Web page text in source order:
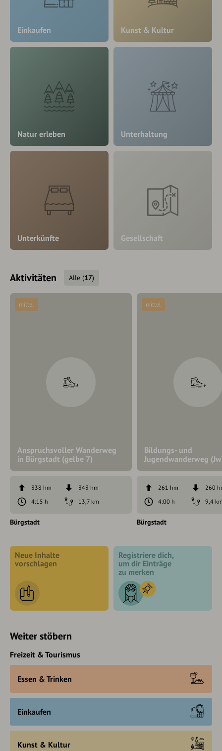
Einkaufen Kunst & Kultur
Natur erleben Unterhaltung
Unterkünfte Gesellschaft
Aktivitäten Alle (17)
Anspruchsvoller Wanderweg
in Bürgstadt (gelbe 7)
mittel
338 hm
343 hm
4:15 h
13,7 km
Bürgstadt
Bildungs- und
Jugendwanderweg
mittel
261 hm
260
4:00 h
9,4
Bürgstadt
Neue Inhalte
vorschlagen
Registriere dich,
um dir Einträge
zu merken
Weiter stöbern
Freizeit & Tourismus
Essen & Trinken
Einkaufen
Kunst & Kultur